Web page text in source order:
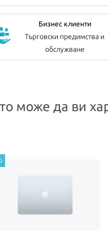
Бизнес клиенти
Търговски предимства и
обслужване
може да ви